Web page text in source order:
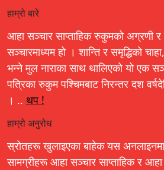
हाम्रो बारे
आहा सञ्चार साप्ताहिक रुकुमको अग्रणी र
सञ्चारमाध्यम हो । शान्ति र समृद्धिको
भन्ने मुल नाराका साथ थालिएको यो एक
पत्रिका रुकुम पश्चिमबाट निरन्तर दश
। .. थप !
हाम्रो अनुरोध
स्रोतहरू खुलाइएका बाहेक यस अनलाइनमा
सामग्रीहरू आहा सञ्चार साप्ताहिक र